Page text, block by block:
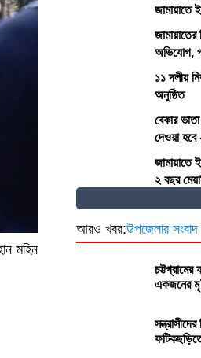
মহিন
জামায়াতে
জামায়াতের
অভিযোগ,
১১ দলীয়
অনুষ্ঠিত
বেকার
দেওয়া
জামায়াতে
২ বছর
আরও খবর:উপজেলার সংবাদ
একজনের